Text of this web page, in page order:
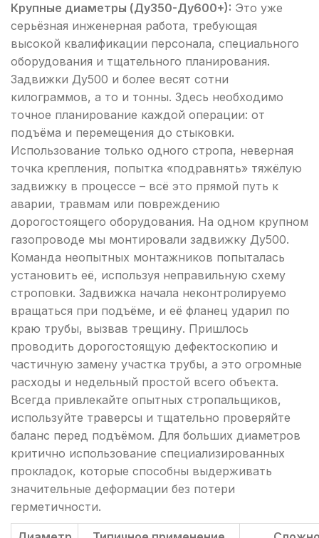
Крупные диаметры (Ду350-Ду600+): Это уже
серьёзная инженерная работа, требующая
высокой квалификации персонала, специального
оборудования и тщательного планирования.
Задвижки Ду500 и более весят сотни
килограммов, а то и тонны. Здесь необходимо
точное планирование каждой операции: от
подъёма и перемещения до стыковки.
Использование только одного стропа, неверная
точка крепления, попытка «подравнять» тяжёлую
задвижку в процессе – всё это прямой путь к
аварии, травмам или повреждению
дорогостоящего оборудования. На одном крупном
газопроводе мы монтировали задвижку Ду500.
Команда неопытных монтажников попыталась
установить её, используя неправильную схему
строповки. Задвижка начала неконтролируемо
вращаться при подъёме, и её фланец ударил по
краю трубы, вызвав трещину. Пришлось
проводить дорогостоящую дефектоскопию и
частичную замену участка трубы, а это огромные
расходы и недельный простой всего объекта.
Всегда привлекайте опытных стропальщиков,
используйте траверсы и тщательно проверяйте
баланс перед подъёмом. Для больших диаметров
критично использование специализированных
прокладок, которые способны выдерживать
значительные деформации без потери
герметичности.